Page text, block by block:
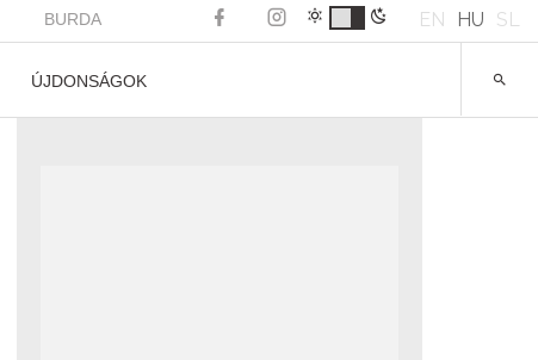
BURDA EN HU SL
ÚJDONSÁGOK